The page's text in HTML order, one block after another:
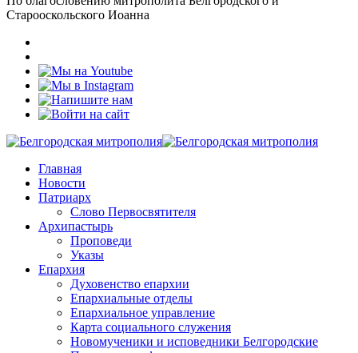
Старооскольского Иоанна
Главная
Новости
Патриарх
Слово Первосвятителя
Архипастырь
Проповеди
Указы
Епархия
Духовенство епархии
Епархиальные отделы
Епархиальное управление
Карта социального служения
Новомученики и исповедники Белгородские